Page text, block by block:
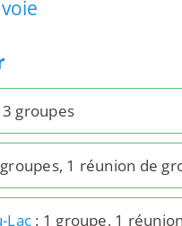
3 groupes
1 réunion de
Lac : 1 groupe, 1